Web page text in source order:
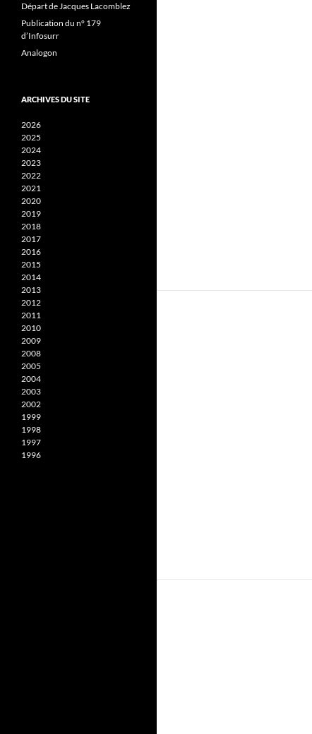
Départ de Jacques Lacomblez
Publication du n° 179
d’Infosurr
Analogon
ARCHIVES DU SITE
2026
2025
2024
2023
2022
2021
2020
2019
2018
2017
2016
2015
2014
2013
2012
2011
2010
2009
2008
2005
2004
2003
2002
1999
1998
1997
1996